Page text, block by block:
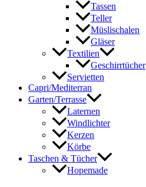
Tassen
Teller
Müslischalen
Gläser
Textilien
Geschirrtücher
Servietten
Capri/Mediterran
Garten/Terrasse
Laternen
Windlichter
Kerzen
Körbe
Taschen & Tücher
Hopemade